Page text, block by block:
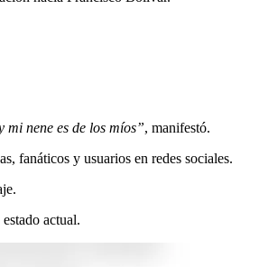
mi nene es de los míos”, manifestó.
fanáticos y usuarios en redes sociales.
actual.